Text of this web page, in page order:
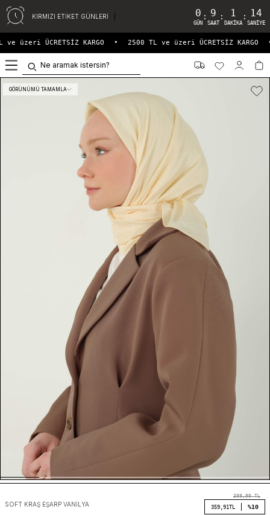
KIRMIZI ETİKET GÜNLERİ 0
GÜN
: 9
SAAT
: 1
DAKIKA
: 14
SANIYE
üzeri ÜCRETSİZ KARGO • 2500 TL ve üzeri ÜCRETSİZ KARGO •
GÖRÜNÜMÜ TAMAMLA
SOFT KRAŞ EŞARP VANILYA
399,90TL
359,91 TL %10